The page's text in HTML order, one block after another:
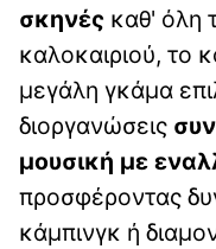
σκηνές καθ' όλη
καλοκαιριού, το
μεγάλη γκάμα
διοργανώσεις
μουσική με
προσφέροντας
κάμπινγκ ή